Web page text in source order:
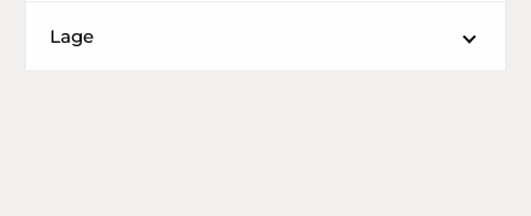
Lage